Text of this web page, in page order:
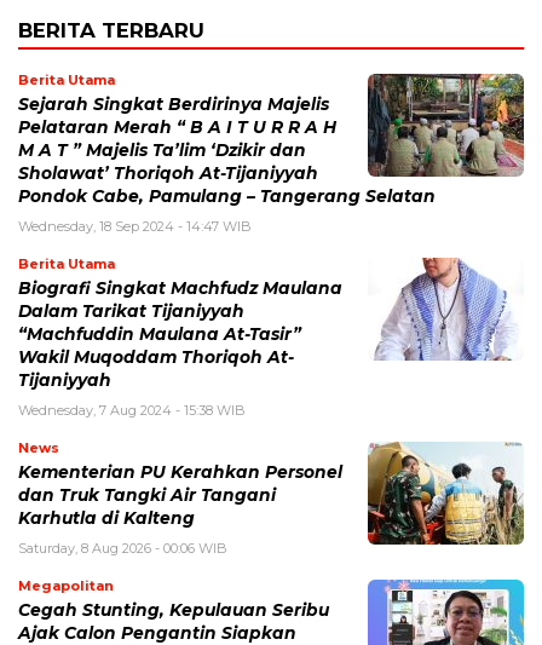
BERITA TERBARU
Berita Utama
Sejarah Singkat Berdirinya Majelis
Pelataran Merah “ B A I T U R R A H
M A T ” Majelis Ta’lim ‘Dzikir dan
Sholawat’ Thoriqoh At-Tijaniyyah
Pondok Cabe, Pamulang – Tangerang Selatan
Wednesday, 18 Sep 2024 - 14:47 WIB
Berita Utama
Biografi Singkat Machfudz Maulana
Dalam Tarikat Tijaniyyah
“Machfuddin Maulana At-Tasir”
Wakil Muqoddam Thoriqoh At-
Tijaniyyah
Wednesday, 7 Aug 2024 - 15:38 WIB
News
Kementerian PU Kerahkan Personel
dan Truk Tangki Air Tangani
Karhutla di Kalteng
Saturday, 8 Aug 2026 - 00:06 WIB
Megapolitan
Cegah Stunting, Kepulauan Seribu
Ajak Calon Pengantin Siapkan